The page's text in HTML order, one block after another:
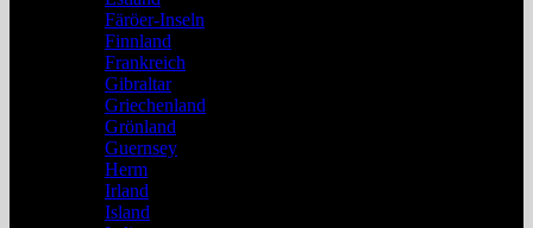
Färöer-Inseln
Finnland
Frankreich
Gibraltar
Griechenland
Grönland
Guernsey
Herm
Irland
Island